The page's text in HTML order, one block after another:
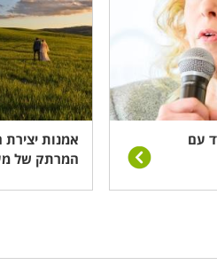
בין-אישית ובלתי
לגבי חשיבות מלאכת הפרסום;
חלק קטן מהנושאים הנלמדים
להפוך בקלות לקמפיין מצליח
קל וחומר כאשר מדובר באירוע
עם
אמנות יצירת
המרתק של